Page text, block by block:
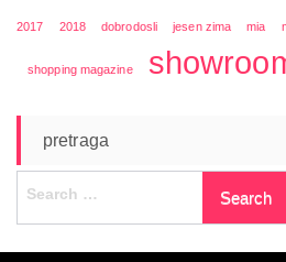
2017 2018 dobrodosli jesen zima mia
shopping magazine
pretraga